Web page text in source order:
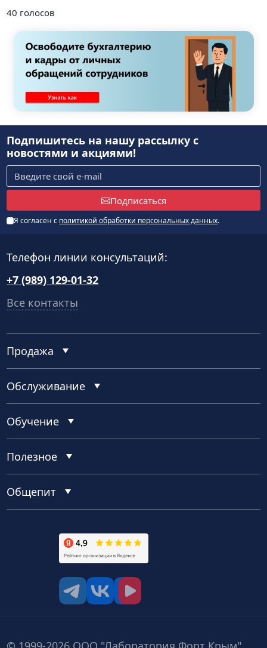
40 голосов
Подпишитесь на нашу рассылкус
новостями и акциями!
Подписаться
Я согласен с политикой обработки персональных данных.
Телефон линии консультаций:
+7 (989) 129-01-32
Все контакты
Продажа
Обслуживание
Обучение
Полезное
Общепит